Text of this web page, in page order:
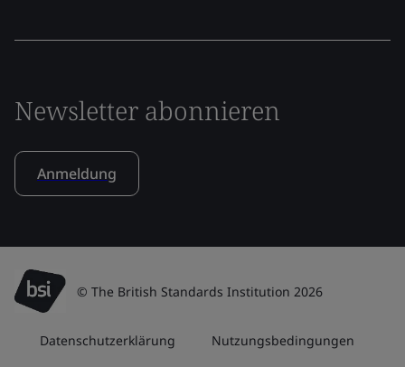
Newsletter abonnieren
Anmeldung
© The British Standards Institution 2026
Datenschutzerklärung Nutzungsbedingungen